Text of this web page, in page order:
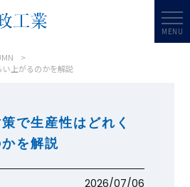
MENU
>
上がるのかを解説
で生産性はどれく
を解説
2026/07/06